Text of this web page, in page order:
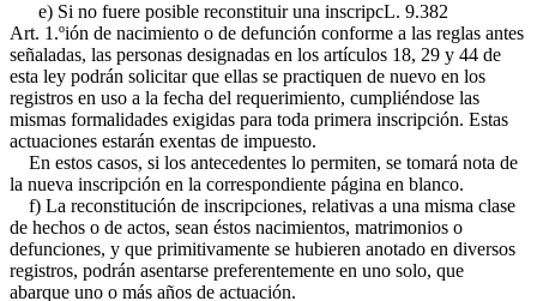
e) Si no fuere posible reconstituir una inscripcL. 9.382
Art. 1.ºión de nacimiento o de defunción conforme a las reglas antes
señaladas, las personas designadas en los artículos 18, 29 y 44 de
esta ley podrán solicitar que ellas se practiquen de nuevo en los
registros en uso a la fecha del requerimiento, cumpliéndose las
mismas formalidades exigidas para toda primera inscripción. Estas
actuaciones estarán exentas de impuesto.
En estos casos, si los antecedentes lo permiten, se tomará nota de
la nueva inscripción en la correspondiente página en blanco.
f) La reconstitución de inscripciones, relativas a una misma clase
de hechos o de actos, sean éstos nacimientos, matrimonios o
defunciones, y que primitivamente se hubieren anotado en diversos
registros, podrán asentarse preferentemente en uno solo, que
abarque uno o más años de actuación.